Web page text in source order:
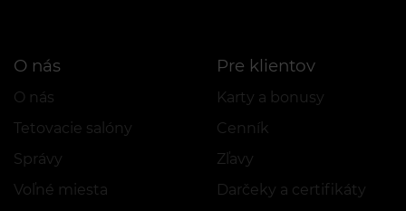
O nás
O nás
Tetovacie salóny
Správy
Voľné miesta
Pre klientov
Karty a bonusy
Cenník
Zľavy
Darčeky a certifikáty